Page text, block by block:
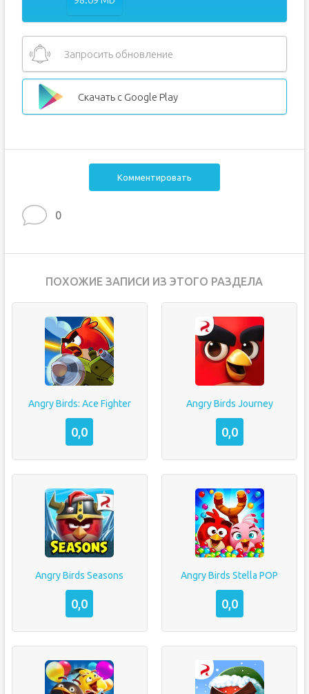
Запросить обновление
Скачать с Google Play
Комментировать
0
ПОХОЖИЕ ЗАПИСИ ИЗ ЭТОГО РАЗДЕЛА
Angry Birds: Ace Fighter
0,0
Angry Birds Journey
0,0
Angry Birds Seasons
0,0
Angry Birds Stella POP
0,0